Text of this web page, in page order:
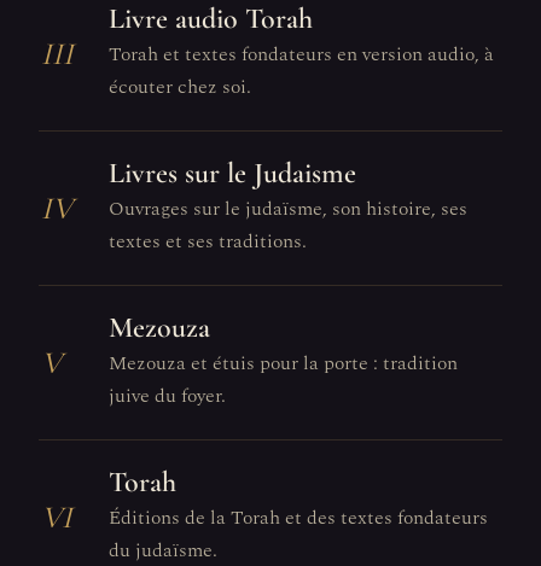
III
Livre audio Torah
Torah et textes fondateurs en version audio, à
écouter chez soi.
IV
Livres sur le Judaisme
Ouvrages sur le judaïsme, son histoire, ses
textes et ses traditions.
V
Mezouza
Mezouza et étuis pour la porte : tradition
juive du foyer.
VI
Torah
Éditions de la Torah et des textes fondateurs
du judaïsme.